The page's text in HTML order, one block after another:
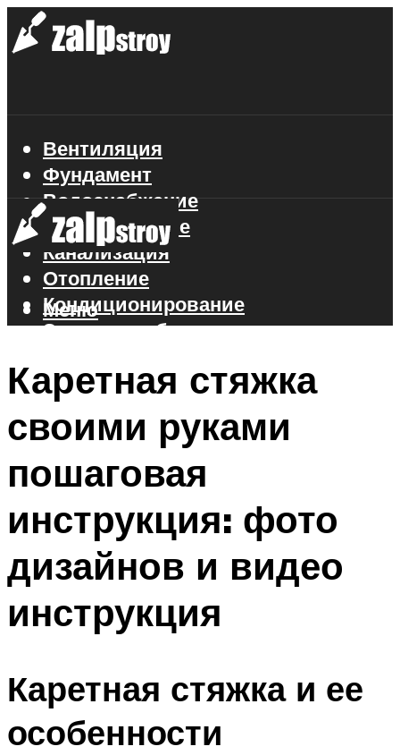
Вентиляция
Фундамент
Водоснабжение
Газоснабжение
Канализация
Отопление
Кондиционирование
Электроснабжение
Меню
Меню
Каретная стяжка
своими руками
пошаговая
инструкция: фото
дизайнов и видео
инструкция
Каретная стяжка и ее
особенности